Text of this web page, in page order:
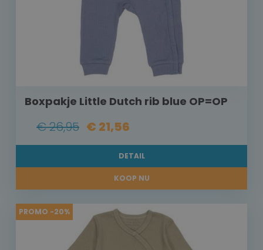
Boxpakje Little Dutch rib blue OP=OP
€ 26,95 € 21,56
DETAIL
KOOP NU
PROMO -20%